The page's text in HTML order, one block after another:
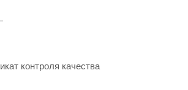
контроля качества